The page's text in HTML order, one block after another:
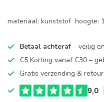
materiaal: kunststof hoogte:
Betaal achteraf – veilig
€5 Korting vanaf €30 –
Gratis verzending &